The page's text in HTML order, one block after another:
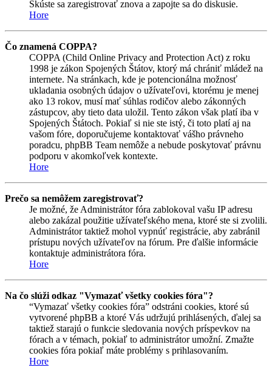
Skúste sa zaregistrovať znova a zapojte sa do diskusie.
Hore
Čo znamená COPPA?
COPPA (Child Online Privacy and Protection Act) z roku
1998 je zákon Spojených Štátov, ktorý má chrániť mládež na
internete. Na stránkach, kde je potencionálna možnosť
ukladania osobných údajov o užívateľovi, ktorému je menej
ako 13 rokov, musí mať súhlas rodičov alebo zákonných
zástupcov, aby tieto data uložil. Tento zákon však platí iba v
Spojených Štátoch. Pokiaľ si nie ste istý, či toto platí aj na
vašom fóre, doporučujeme kontaktovať vášho právneho
poradcu, phpBB Team nemôže a nebude poskytovať právnu
podporu v akomkoľvek kontexte.
Hore
Prečo sa nemôžem zaregistrovať?
Je možné, že Administrátor fóra zablokoval vašu IP adresu
alebo zakázal použitie užívateľského mena, ktoré ste si zvolili.
Administrátor taktiež mohol vypnúť registrácie, aby zabránil
prístupu nových užívateľov na fórum. Pre ďalšie informácie
kontaktuje administrátora fóra.
Hore
Na čo slúži odkaz "Vymazať všetky cookies fóra"?
“Vymazať všetky cookies fóra” odstráni cookies, ktoré sú
vytvorené phpBB a ktoré Vás udržujú prihlásených, ďalej sa
taktiež starajú o funkcie sledovania nových príspevkov na
fórach a v témach, pokiaľ to administrátor umožní. Zmažte
cookies fóra pokiaľ máte problémy s prihlasovaním.
Hore